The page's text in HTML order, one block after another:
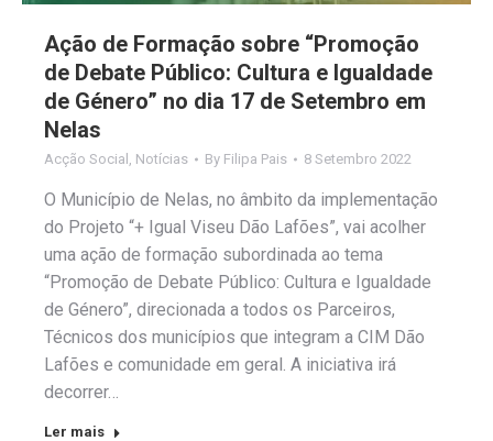
Ação de Formação sobre “Promoção
de Debate Público: Cultura e Igualdade
de Género” no dia 17 de Setembro em
Nelas
Acção Social Notícias By Filipa Pais 8 Setembro 2022
O Município de Nelas, no âmbito da implementação
do Projeto “+ Igual Viseu Dão Lafões”, vai acolher
uma ação de formação subordinada ao tema
“Promoção de Debate Público: Cultura e Igualdade
de Género”, direcionada a todos os Parceiros,
Técnicos dos municípios que integram a CIM Dão
Lafões e comunidade em geral. A iniciativa irá
decorrer…
Ler mais